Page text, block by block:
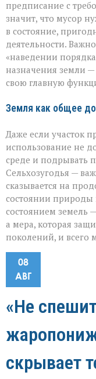
предписание с
значит, что мусор
в состояние,
деятельности.
«наведении
назначения земли
свою главную
Земля как общее
Даже если участок
использование не
среде и подрывать
Сельхозугодья —
сказывается на
состоянии природы
состоянием земель
а мера, которая
поколений, и всего
08
АВГ
«Не
скрывает